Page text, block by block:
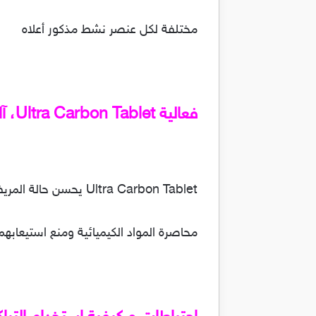
مختلفة لكل عنصر نشط مذكور أعلاه
فعالية Ultra Carbon Tablet، آالية العمل و خصائص الدواء:
Ultra Carbon Tablet يحسن حالة المريض من خلال أدائه الوظائف التالية:
محاصرة المواد الكيميائية ومنع